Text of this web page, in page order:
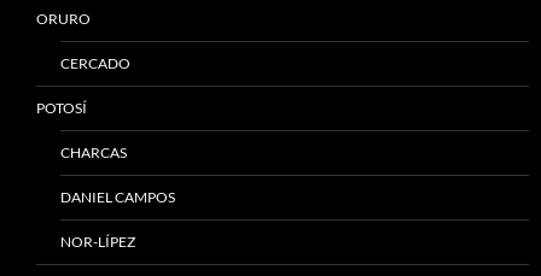
ORURO
CERCADO
POTOSÍ
CHARCAS
DANIEL CAMPOS
NOR-LÍPEZ